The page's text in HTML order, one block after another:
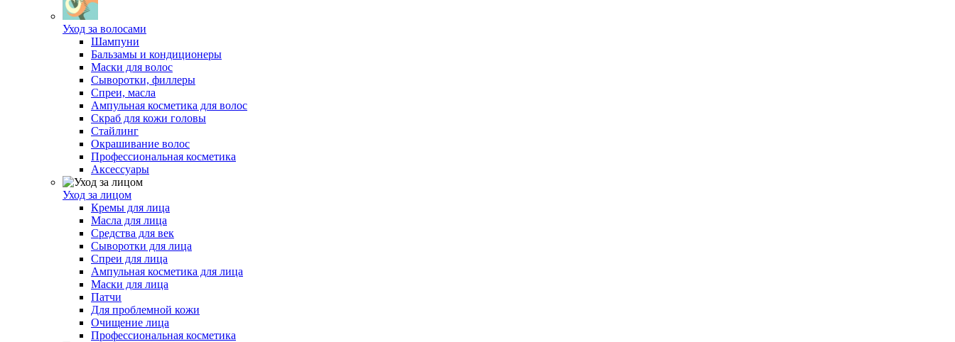
Уход за волосами
Шампуни
Бальзамы и кондиционеры
Маски для волос
Сыворотки, филлеры
Спреи, масла
Ампульная косметика для волос
Скраб для кожи головы
Стайлинг
Окрашивание волос
Профессиональная косметика
Аксессуары
Уход за лицом
Кремы для лица
Масла для лица
Средства для век
Сыворотки для лица
Спреи для лица
Ампульная косметика для лица
Маски для лица
Патчи
Для проблемной кожи
Очищение лица
Профессиональная косметика